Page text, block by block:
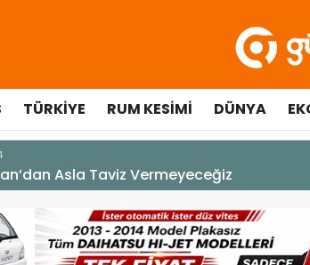
TÜRKIYE RUM KESIMI DÜNYA
Erhürman sergi açılışında fenalaşarak